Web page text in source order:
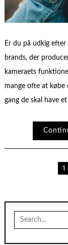
Er du på udkig
brands, der
kameraets
mange ofte at købe
gang de skal have
1
Search
for: